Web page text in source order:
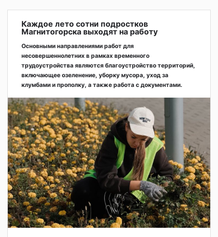
Каждое лето сотни подростков
Магнитогорска выходят на работу
Основными направлениями работ для
несовершеннолетних в рамках временного
трудоустройства являются благоустройство территорий,
включающее озеленение, уборку мусора, уход за
клумбами и прополку, а также работа с документами.